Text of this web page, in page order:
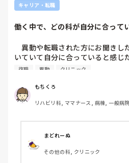
キャリア・転職
働く中で、どの科が自分に合って
異動や転職された方にお聞きし
いていて自分に合っていると感じ
また、どんなところが合っている
私はこれまで脳神経外科、リハビ
たが、どこもしっくり来なくて悩
の参考にさせていただきたいです
復職 異動 クリニック
もちくろ
リハビリ科, ママナース, 病棟, 一般病
まどれーぬ
その他の科, クリニック